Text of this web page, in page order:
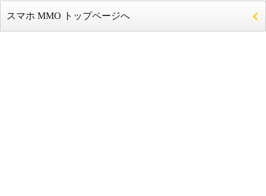
スマホ MMO トップページへ